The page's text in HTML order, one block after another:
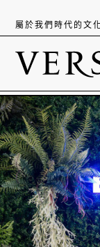
屬於我們時代的文